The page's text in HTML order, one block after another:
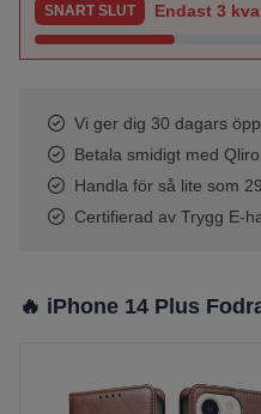
SNART SLUT Endast 3
Vi ger dig 30 dagars
Betala smidigt med Qliro
Handla för så lite som
Certifierad av Trygg E-
🔥 iPhone 14 Plus